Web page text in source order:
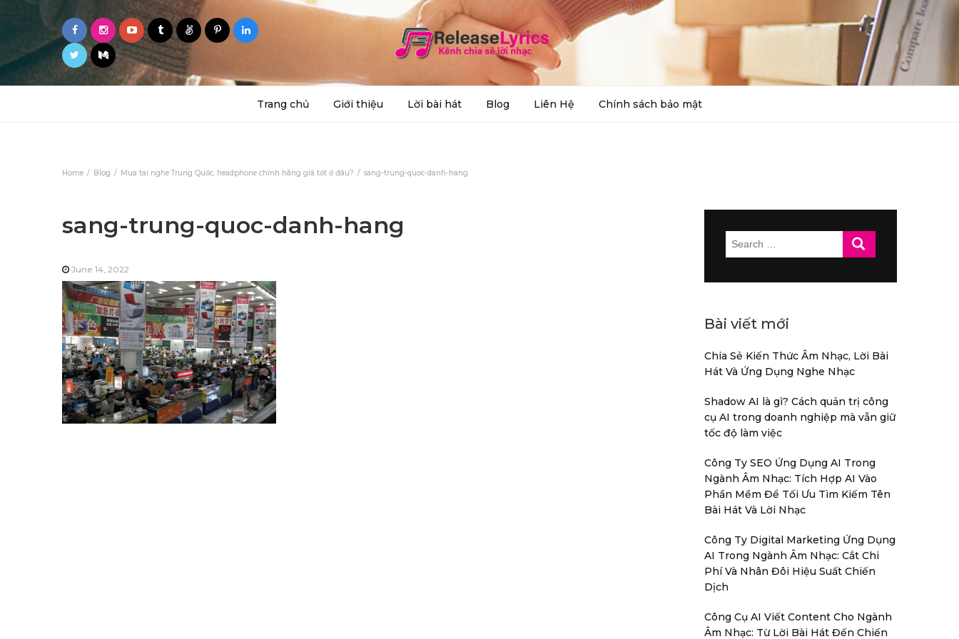
Trang chủ Giới thiệu Lời bài hát Blog Liên Hệ Chính sách bảo mật
Home Blog Mua tai nghe Trung Quốc, headphone chính hãng giá tốt ở đâu? sang-trung-quoc-danh-hang
sang-trung-quoc-danh-hang
June 14, 2022
Search
for:
Bài viết mới
Chia Sẻ Kiến Thức Âm Nhạc, Lời Bài
Hát Và Ứng Dụng Nghe Nhạc
Shadow AI là gì? Cách quản trị công
cụ AI trong doanh nghiệp mà vẫn giữ
tốc độ làm việc
Công Ty SEO Ứng Dụng AI Trong
Ngành Âm Nhạc: Tích Hợp AI Vào
Phần Mềm Để Tối Ưu Tìm Kiếm Tên
Bài Hát Và Lời Nhạc
Công Ty Digital Marketing Ứng Dụng
AI Trong Ngành Âm Nhạc: Cắt Chi
Phí Và Nhân Đôi Hiệu Suất Chiến
Dịch
Công Cụ AI Viết Content Cho Ngành
Âm Nhạc: Từ Lời Bài Hát Đến Chiến